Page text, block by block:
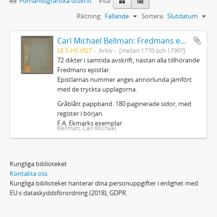
Sortera: Slutdatum
Riktning: Fallande
Carl Michael Bellman: Fredmans epistlar m.m.
SE S-HS Vf27 Arkiv [mellan 1770 och 1790?]
72 dikter i samtida avskrift, nästan alla tillhörande
Fredmans epistlar.
Epistlarnas nummer anges annorlunda jämfört
med de tryckta upplagorna.
Gråblått pappband. 180 paginerade sidor, med
register i början.
F.A. Ekmarks exemplar
Bellman, Carl Michael
Kungliga biblioteket
Kontakta oss
Kungliga biblioteket hanterar dina personuppgifter i enlighet med
EU:s dataskyddsförordning (2018), GDPR.